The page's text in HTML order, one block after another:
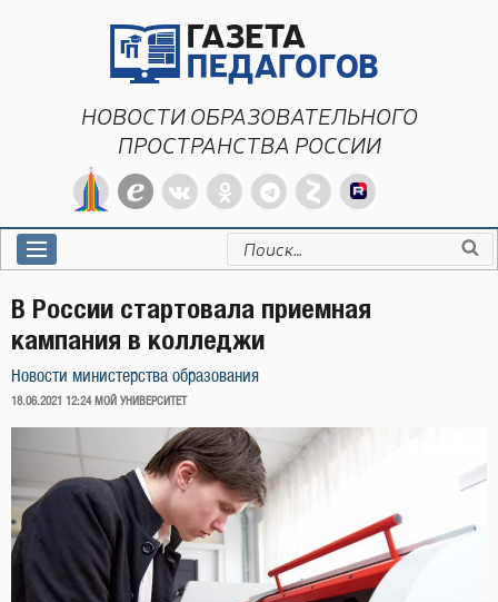
НОВОСТИ ОБРАЗОВАТЕЛЬНОГО
ПРОСТРАНСТВА РОССИИ
Искать:
В России стартовала приемная
кампания в колледжи
Новости министерства образования
ОПУБЛИКОВАНО
18.06.2021 12:24 МОЙ УНИВЕРСИТЕТ